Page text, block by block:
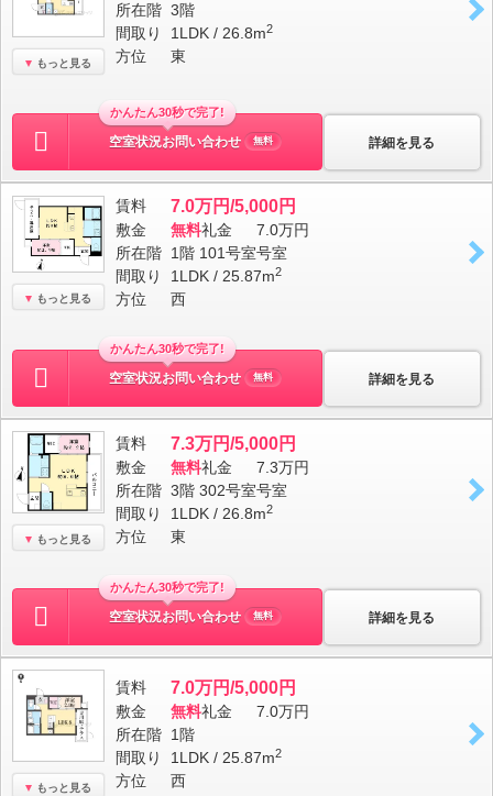
もっと見る
所在階 3階
間取り
1LDK / 26.8m2
方位 東
詳細を見る
かんたん30秒で完了!
空室状況お問い合わせ 無料
もっと見る
賃料 7.0万円/5,000円
敷金 無料礼金
7.0万円
所在階 1階 101号室号室
間取り
1LDK / 25.87m2
方位 西
詳細を見る
かんたん30秒で完了!
空室状況お問い合わせ 無料
もっと見る
賃料 7.3万円/5,000円
敷金 無料礼金
7.3万円
所在階 3階 302号室号室
間取り
1LDK / 26.8m2
方位 東
詳細を見る
かんたん30秒で完了!
空室状況お問い合わせ 無料
もっと見る
賃料 7.0万円/5,000円
敷金 無料礼金
7.0万円
所在階 1階
間取り
1LDK / 25.87m2
方位 西